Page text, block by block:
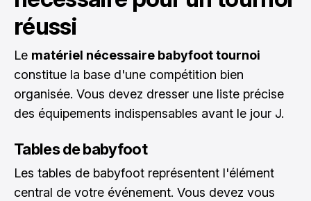
réussi
Le matériel nécessaire babyfoot tournoi
constitue la base d'une compétition bien
organisée. Vous devez dresser une liste précise
des équipements indispensables avant le jour J.
Tables de babyfoot
Les tables de babyfoot représentent l'élément
central de votre événement. Vous devez vous